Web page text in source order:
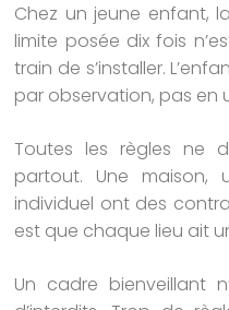
Chez un jeune enfant,
limite posée dix fois
train de s’installer.
par observation, pas en
Toutes les règles ne
partout. Une
individuel ont des
est que chaque lieu ait
Un cadre bienveillant